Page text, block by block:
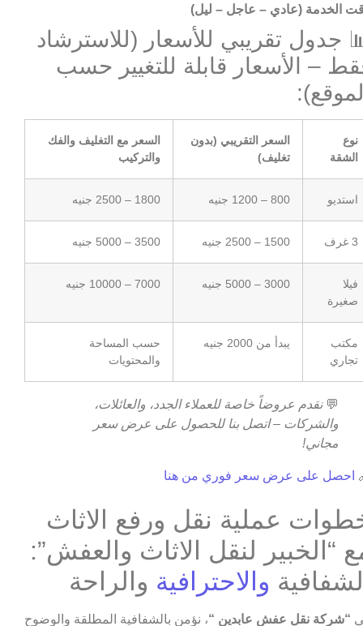
الخدمة (عادي – عاجل – ليل)
جدول تقريبي للأسعار (للاسترشاد
– الأسعار قابلة للتغيير حسب
نوع
الشقة
السعر التقريبي (بدون
تغليف)
السعر مع التغليف والفك
والتركيب
استديو 800 – 1200 جنيه 1800 – 2500 جنيه
3 غرف 1500 – 2500 جنيه 3500 – 5000 جنيه
فيلا
صغيرة
3000 – 5000 جنيه 7000 – 10000 جنيه
مكتب
تجاري
يبدأ من 2000 جنيه
حسب المساحة
والمحتويات
💬نقدم عروضاً خاصة للعملاء الجدد، والعائلات،
والشركات – اتصل بنا للحصول على عرض سعر
مجاني!
احصل على عرض سعر فوري من هنا
عملية نقل ورفع الاثاث
“الخبير لنقل الاثاث والعفش”:
والاحترافية والراحة
“شركة نقل عفش عابدين “، نؤمن بالشفافية المطلقة والوضوح